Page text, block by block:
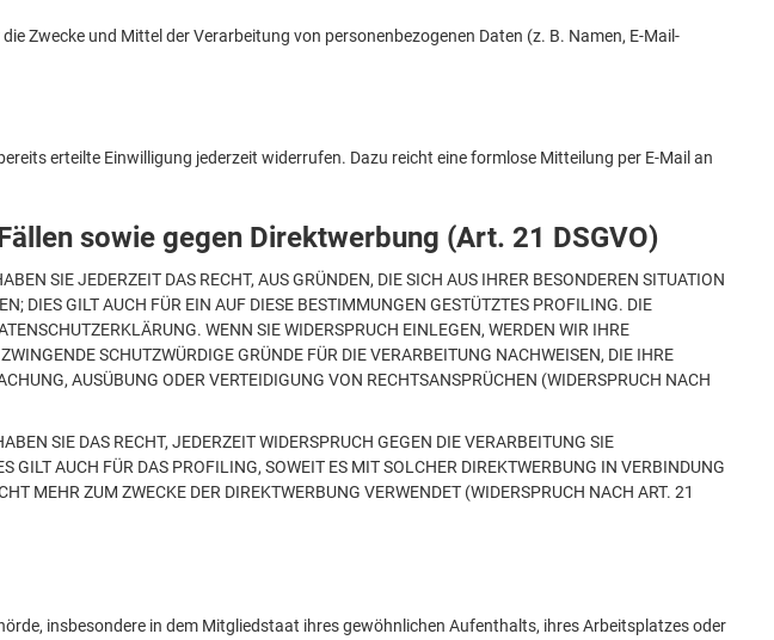
Zwecke und Mittel der Verarbeitung von personenbezogenen Daten (z. B. Namen, E-Mail-
erteilte Einwilligung jederzeit widerrufen. Dazu reicht eine formlose Mitteilung per E-Mail an
sowie gegen Direktwerbung (Art. 21 DSGVO)
SIE JEDERZEIT DAS RECHT, AUS GRÜNDEN, DIE SICH AUS IHRER BESONDEREN SITUATION
DIES GILT AUCH FÜR EIN AUF DIESE BESTIMMUNGEN GESTÜTZTES PROFILING. DIE
WENN SIE WIDERSPRUCH EINLEGEN, WERDEN WIR IHRE
SCHUTZWÜRDIGE GRÜNDE FÜR DIE VERARBEITUNG NACHWEISEN, DIE IHRE
AUSÜBUNG ODER VERTEIDIGUNG VON RECHTSANSPRÜCHEN (WIDERSPRUCH NACH
SIE DAS RECHT, JEDERZEIT WIDERSPRUCH GEGEN DIE VERARBEITUNG SIE
GILT AUCH FÜR DAS PROFILING, SOWEIT ES MIT SOLCHER DIREKTWERBUNG IN VERBINDUNG
MEHR ZUM ZWECKE DER DIREKTWERBUNG VERWENDET (WIDERSPRUCH NACH ART. 21
insbesondere in dem Mitgliedstaat ihres gewöhnlichen Aufenthalts, ihres Arbeitsplatzes oder